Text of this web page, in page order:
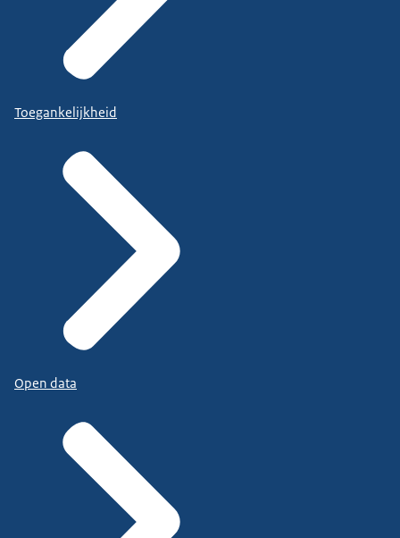
Toegankelijkheid
Open data